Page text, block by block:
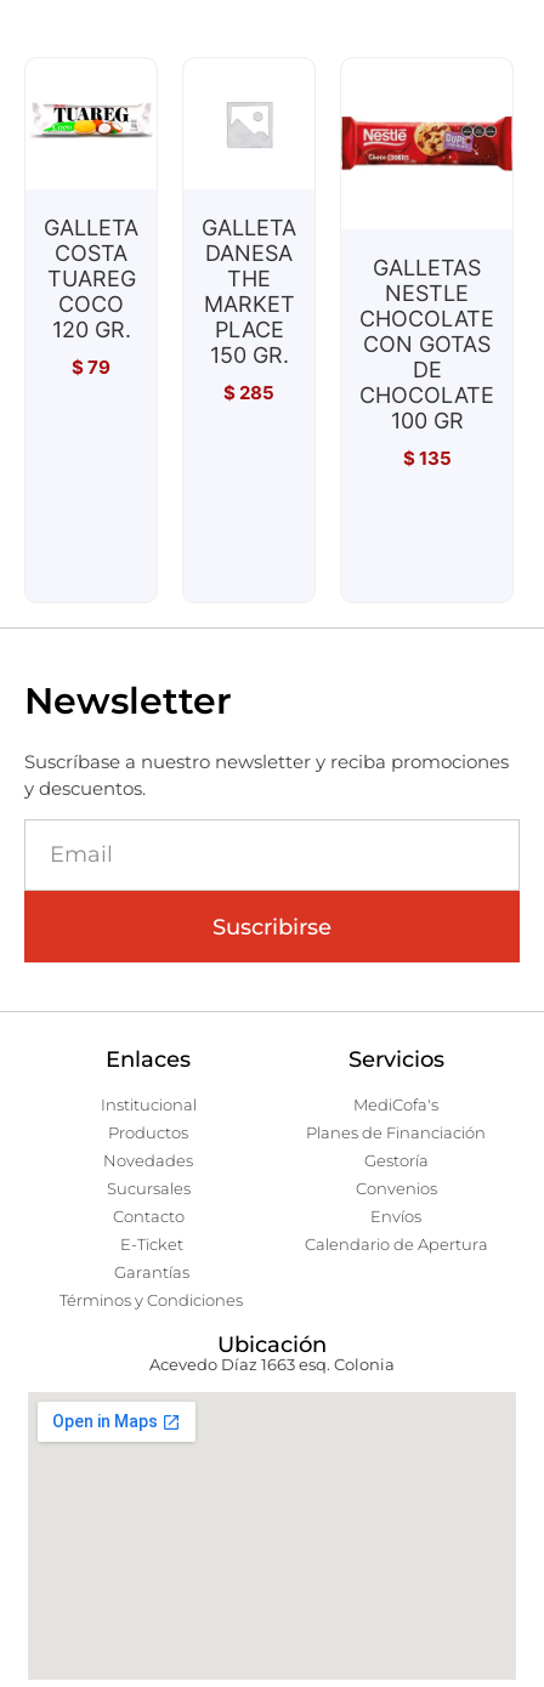
GALLETA
COSTA
TUAREG
COCO
120 GR.
$79
GALLETA
DANESA
THE
MARKET
PLACE
150 GR.
$285
GALLETAS
NESTLE
CHOCOLATE
CON GOTAS
DE
CHOCOLATE
100 GR
$135
Newsletter
Suscríbase a nuestro newsletter y reciba promociones
y descuentos.
Suscribirse
Enlaces
Institucional
Productos
Novedades
Sucursales
Contacto
E-Ticket
Garantías
Términos y Condiciones
Servicios
MediCofa's
Planes de Financiación
Gestoría
Convenios
Envíos
Calendario de Apertura
Ubicación
Acevedo Díaz 1663 esq. Colonia